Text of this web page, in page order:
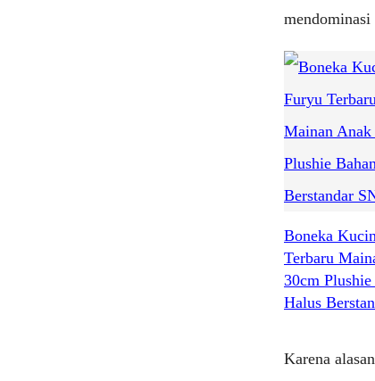
mendominasi
Boneka
Terbaru
30cm Plushie
Halus
Karena